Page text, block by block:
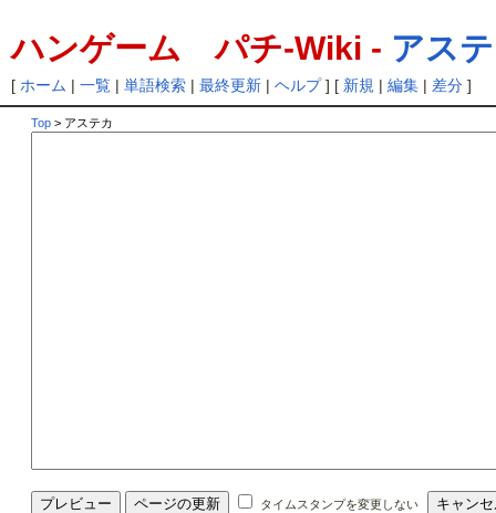
ハンゲーム パチ-Wiki - アス
[ ホーム | 一覧| 単語検索| 最終更新| ヘルプ] [ 新規 | 編集| 差分]
Top > アステカ
タイムスタンプを変更しない